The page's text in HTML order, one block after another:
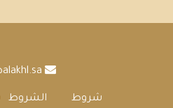
شروط الشروط